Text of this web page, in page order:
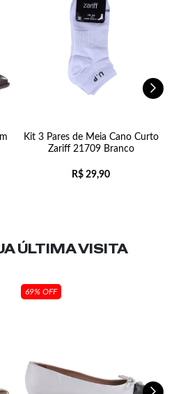
Kit 3 Pares de Meia Cano Curto
Zariff 21709 Branco
R$ 29,90
ÚLTIMA VISITA
69% OFF